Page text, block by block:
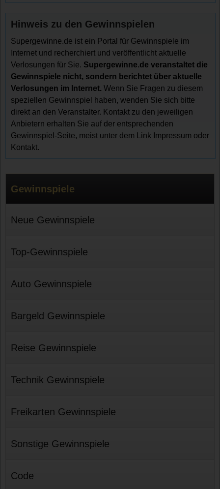
Hinweis zu den Gewinnspielen
Supergewinne.de ist ein Portal für Gewinnspiele im
Internet und recherchiert und veröffentlicht aktuelle
Verlosungen für Sie. Supergewinne.de veranstaltet die
Gewinnspiele nicht, sondern berichtet über aktuelle
Verlosungen im Internet. Wenn Sie Fragen zu diesem
speziellen Gewinnspiel haben, wenden Sie sich bitte
direkt an den Veranstalter. Kontakt zu den jeweiligen
Anbietern erhalten Sie auf der entsprechenden
Gewinnspiel-Seite, meist unter dem Link Impressum oder
Kontakt.
Gewinnspiele
Neue Gewinnspiele
Top-Gewinnspiele
Auto Gewinnspiele
Bargeld Gewinnspiele
Reise Gewinnspiele
Technik Gewinnspiele
Freikarten Gewinnspiele
Sonstige Gewinnspiele
Code